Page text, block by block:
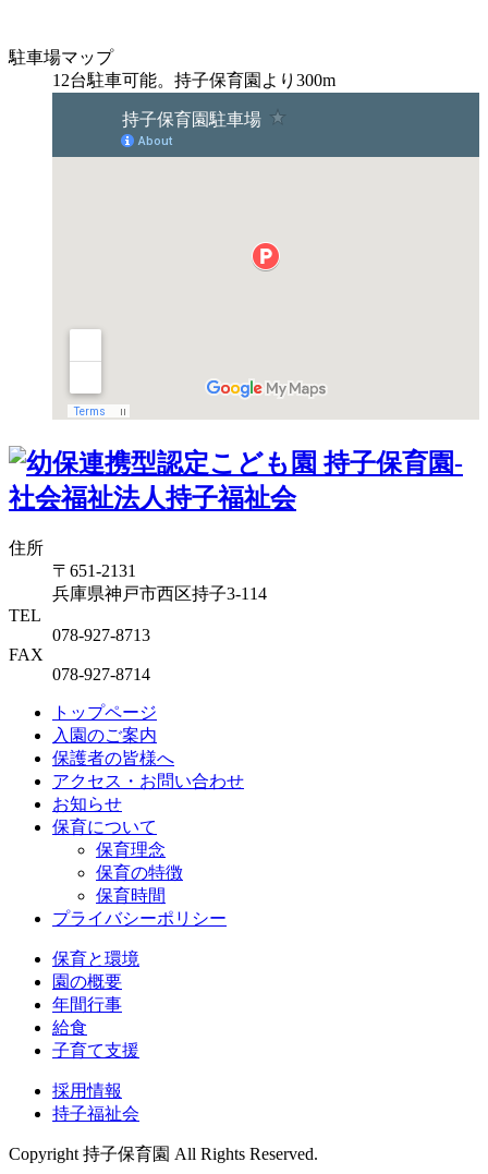
駐車場マップ
12台駐車可能。持子保育園より300m
住所
〒651-2131
兵庫県神戸市西区持子3-114
TEL
078-927-8713
FAX
078-927-8714
トップページ
入園のご案内
保護者の皆様へ
アクセス・お問い合わせ
お知らせ
保育について
保育理念
保育の特徴
保育時間
プライバシーポリシー
保育と環境
園の概要
年間行事
給食
子育て支援
採用情報
持子福祉会
Copyright 持子保育園 All Rights Reserved.